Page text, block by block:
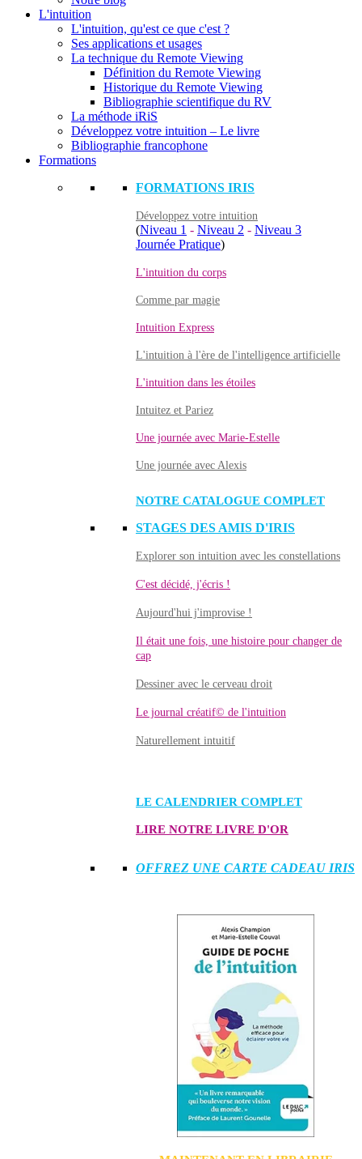
L'intuition
L'intuition, qu'est ce que c'est ?
Ses applications et usages
La technique du Remote Viewing
Définition du Remote Viewing
Historique du Remote Viewing
Bibliographie scientifique du RV
La méthode iRiS
Développez votre intuition – Le livre
Bibliographie francophone
Formations
FORMATIONS IRIS
Développez votre intuition
(Niveau 1 - Niveau 2 - Niveau 3
Journée Pratique)
L'intuition du corps
Comme par magie
Intuition Express
L'intuition à l'ère de l'intelligence artificielle
L'intuition dans les étoiles
Intuitez et Pariez
Une journée avec Marie-Estelle
Une journée avec Alexis
NOTRE CATALOGUE COMPLET
STAGES DES AMIS D'IRIS
Explorer son intuition avec les constellations
C'est décidé, j'écris !
Aujourd'hui j'improvise !
Il était une fois, une histoire pour changer de
cap
Dessiner avec le cerveau droit
Le journal créatif© de l'intuition
Naturellement intuitif
LE CALENDRIER COMPLET
LIRE NOTRE LIVRE D'OR
OFFREZ UNE CARTE CADEAU IRIS